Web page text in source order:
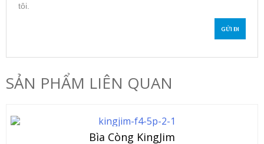
tôi.
SẢN PHẨM LIÊN QUAN
Bìa Còng KingJim